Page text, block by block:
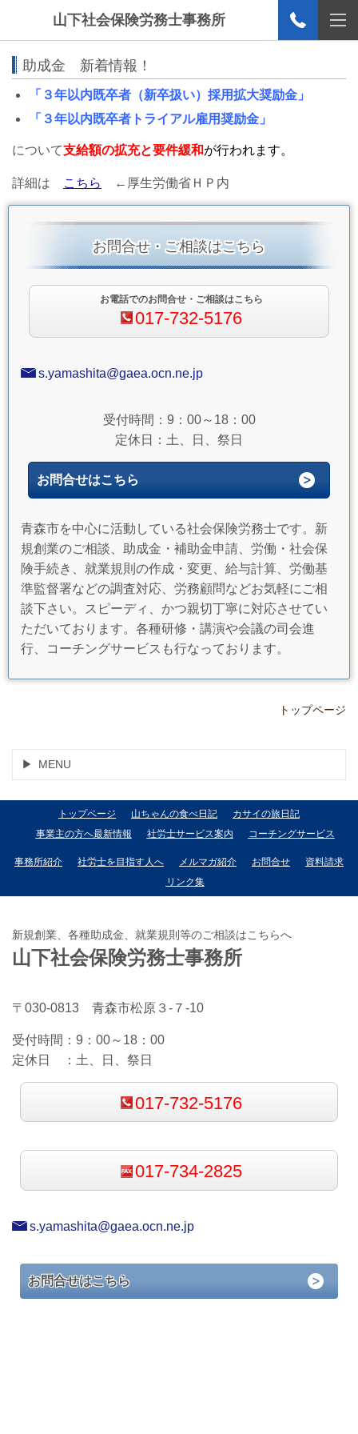
山下社会保険労務士事務所
助成金 新着情報！
「３年以内既卒者（新卒扱い）採用拡大奨励金」
「３年以内既卒者トライアル雇用奨励金」
について支給額の拡充と要件緩和が行われます。
詳細は こちら ←厚生労働省ＨＰ内
お問合せ・ご相談はこちら
お電話でのお問合せ・ご相談はこちら
017-732-5176
s.yamashita@gaea.ocn.ne.jp
受付時間：9：00～18：00
定休日：土、日、祭日
お問合せはこちら
青森市を中心に活動している社会保険労務士です。新
規創業のご相談、助成金・補助金申請、労働・社会保
険手続き、就業規則の作成・変更、給与計算、労働基
準監督署などの調査対応、労務顧問などお気軽にご相
談下さい。スピーディ、かつ親切丁寧に対応させてい
ただいております。各種研修・講演や会議の司会進
行、コーチングサービスも行なっております。
トップページ
MENU
トップページ 山ちゃんの食べ日記
カサイの旅日記
事業主の方へ最新情報
社労士サービス案内 コーチングサービス
事務所紹介 社労士を目指す人へ メルマガ紹介 お問合せ
資料請求
リンク集
新規創業、各種助成金、就業規則等のご相談はこちらへ
山下社会保険労務士事務所
〒030-0813 青森市松原３-７-10
受付時間： 9：00～18：00
定休日 ： 土、日、祭日
017-732-5176
017-734-2825
s.yamashita@gaea.ocn.ne.jp
お問合せはこちら